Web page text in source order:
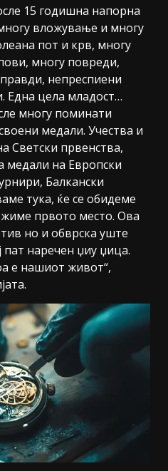
15 годишна напорна
вложување и многу
пот и крв, многу
многу повреди,
непреспиени
Една цела младост…
многу поминати
медали. Учества и
Светски првенства,
медали на Европски
Балкански
тука, ќе се обидеме
првото место. Ова
но и обврска уште
пат наречен џиу џица.
е нашиот живот“,